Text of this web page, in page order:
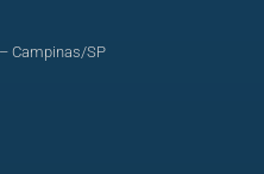
Campinas/SP